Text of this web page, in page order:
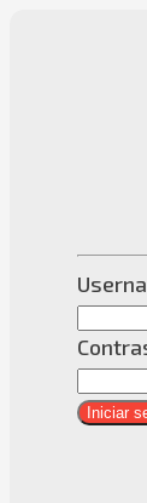
Iniciar